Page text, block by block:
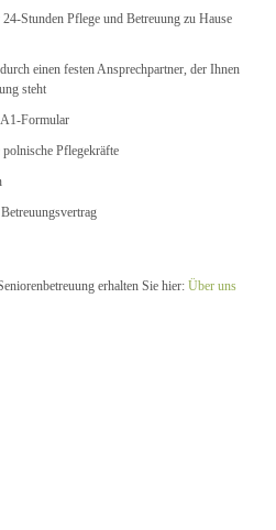
Stunden Pflege und Betreuung zu Hause
einen festen Ansprechpartner, der Ihnen
steht
A1-Formular
Pflegekräfte
erhalten Sie hier: Über uns